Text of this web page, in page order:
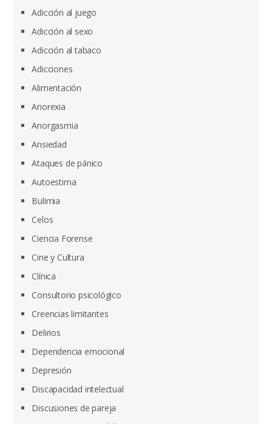
Adicción al juego
Adicción al sexo
Adicción al tabaco
Adicciones
Alimentación
Anorexia
Anorgasmia
Ansiedad
Ataques de pánico
Autoestima
Bulimia
Celos
Ciencia Forense
Cine y Cultura
Clínica
Consultorio psicológico
Creencias limitantes
Delirios
Dependencia emocional
Depresión
Discapacidad intelectual
Discusiones de pareja